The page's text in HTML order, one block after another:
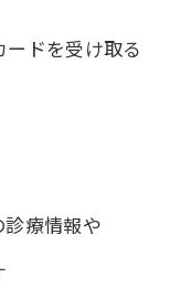
ードを受け取る
療情報や